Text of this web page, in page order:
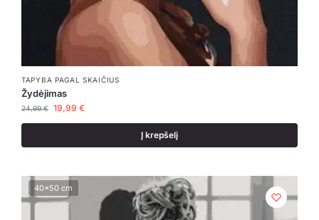
TAPYBA PAGAL SKAIČIUS
Žydėjimas
24,99€ 19,99 €
Į krepšelį
40x50 cm